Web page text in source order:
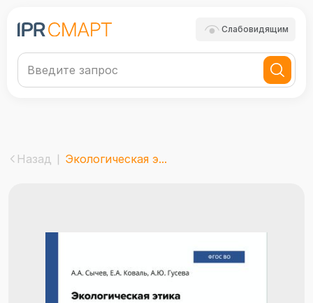
Слабовидящим
Назад Экологическая э...